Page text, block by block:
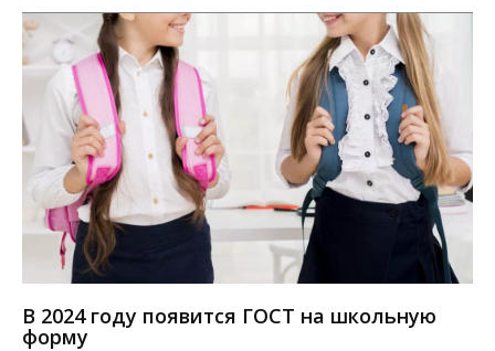
В 2024 году появится ГОСТ на школьную
форму